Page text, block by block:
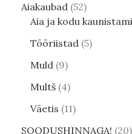
Aiakaubad 52
Aia ja kodu
Tööriistad 5
Muld 9
Multš 4
Väetis 11
SOODUSHINNAGA! 20